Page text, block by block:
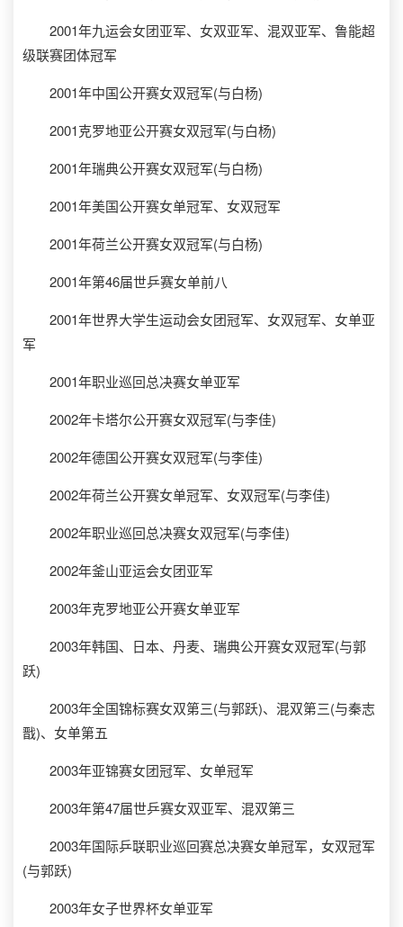
2001年九运会女团亚军、女双亚军、混双亚军、鲁能超
级联赛团体冠军
2001年中国公开赛女双冠军(与白杨)
2001克罗地亚公开赛女双冠军(与白杨)
2001年瑞典公开赛女双冠军(与白杨)
2001年美国公开赛女单冠军、女双冠军
2001年荷兰公开赛女双冠军(与白杨)
2001年第46届世乒赛女单前八
2001年世界大学生运动会女团冠军、女双冠军、女单亚
军
2001年职业巡回总决赛女单亚军
2002年卡塔尔公开赛女双冠军(与李佳)
2002年德国公开赛女双冠军(与李佳)
2002年荷兰公开赛女单冠军、女双冠军(与李佳)
2002年职业巡回总决赛女双冠军(与李佳)
2002年釜山亚运会女团亚军
2003年克罗地亚公开赛女单亚军
2003年韩国、日本、丹麦、瑞典公开赛女双冠军(与郭
跃)
2003年全国锦标赛女双第三(与郭跃)、混双第三(与秦志
戬)、女单第五
2003年亚锦赛女团冠军、女单冠军
2003年第47届世乒赛女双亚军、混双第三
2003年国际乒联职业巡回赛总决赛女单冠军，女双冠军
(与郭跃)
2003年女子世界杯女单亚军